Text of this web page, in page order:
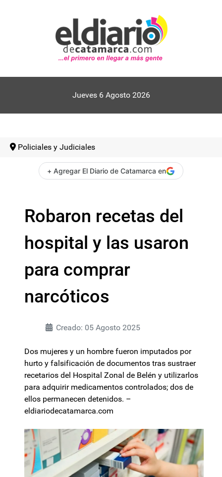
Jueves 6 Agosto 2026
Policiales y Judiciales
+ Agregar El Diario de Catamarca en
Robaron recetas del
hospital y las usaron
para comprar
narcóticos
Creado: 05 Agosto 2025
Dos mujeres y un hombre fueron imputados por
hurto y falsificación de documentos tras sustraer
recetarios del Hospital Zonal de Belén y utilizarlos
para adquirir medicamentos controlados; dos de
ellos permanecen detenidos. –
eldiariodecatamarca.com